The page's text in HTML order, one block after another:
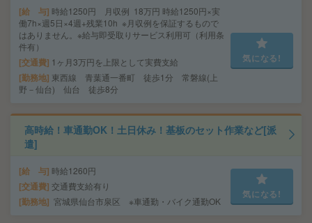
給 与 時給1250円 月収例 18万円 時給1250円×実
働7h×週5日×4週+残業10h ※月収例を保証するもので
はありません。※給与即受取りサービス利用可（利用条
件有）
交通費 1ヶ月3万円を上限として実費支給
勤務地 東西線 青葉通一番町 徒歩1分 常磐線(上
野－仙台) 仙台 徒歩8分
気になる!
高時給！車通勤OK！土日休み！基板のセット作業など[派
遣]
給 与 時給1260円
交通費 交通費支給有り
勤務地 宮城県仙台市泉区 ※車通勤・バイク通勤OK
気になる!